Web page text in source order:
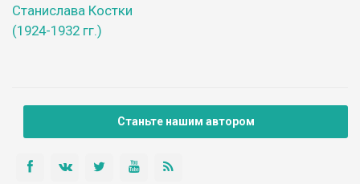
Станислава Костки
(1924-1932 гг.)
Станьте нашим автором